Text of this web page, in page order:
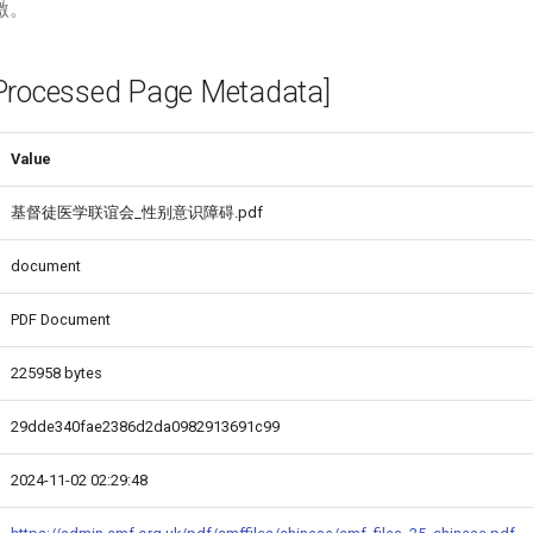
Page Metadata]
Value
基督徒医学联谊会_性别意识障碍.pdf
document
PDF Document
225958 bytes
29dde340fae2386d2da0982913691c99
2024-11-02 02:29:48